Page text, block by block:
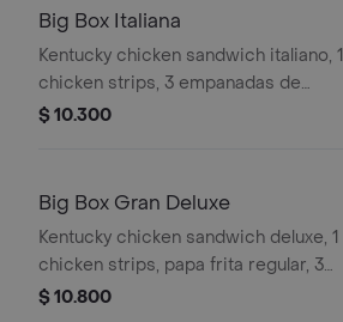
Big Box Italiana
Kentucky chicken sandwich italiano, 1
chicken strips, 3 empanadas de
queso , papa frita regular, gaseosa en
$ 10.300
Big Box Gran Deluxe
Kentucky chicken sandwich deluxe, 1
chicken strips, papa frita regular, 3
empandas de queso , gaseosa en lata
$ 10.800